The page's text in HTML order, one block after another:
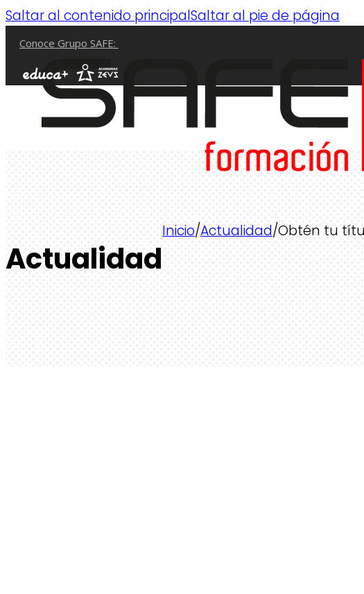
Saltar al contenido principalSaltar al pie de página
Conoce Grupo SAFE:
Actualidad
Inicio/Actualidad/Obtén tu